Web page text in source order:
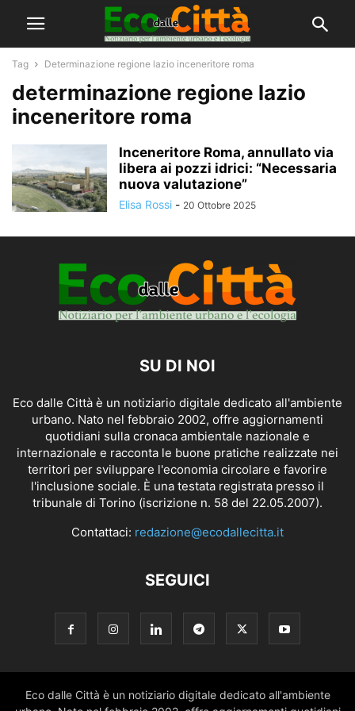
Tag Determinazione regione lazio inceneritore roma
determinazione regione lazio
inceneritore roma
Inceneritore Roma, annullato via
libera ai pozzi idrici: “Necessaria
nuova valutazione”
Elisa Rossi - 20 Ottobre 2025
SU DI NOI
Eco dalle Città è un notiziario digitale dedicato all'ambiente
urbano. Nato nel febbraio 2002, offre aggiornamenti
quotidiani sulla cronaca ambientale nazionale e
internazionale e racconta le buone pratiche realizzate nei
territori per sviluppare l'economia circolare e favorire
l'inclusione sociale. È una testata registrata presso il
tribunale di Torino (iscrizione n. 58 del 22.05.2007).
Contattaci: redazione@ecodallecitta.it
SEGUICI
Eco dalle Città è un notiziario digitale dedicato all'ambiente